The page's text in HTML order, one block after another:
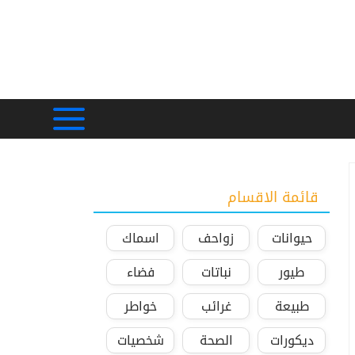
قائمة الاقسام
حيوانات زواحف
اسماك
طيور
نباتات
فضاء
طبيعة
غرائب
خواطر
ديكورات
الصحة
شخصيات